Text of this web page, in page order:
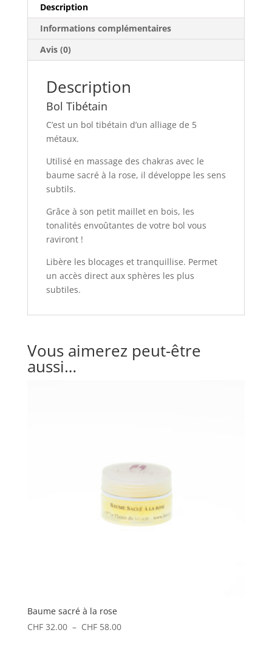
Description
Informations complémentaires
Avis (0)
Description
Bol Tibétain
C’est un bol tibétain d’un alliage de 5
métaux.
Utilisé en massage des chakras avec le
baume sacré à la rose, il développe les sens
subtils.
Grâce à son petit maillet en bois, les
tonalités envoûtantes de votre bol vous
raviront !
Libère les blocages et tranquillise. Permet
un accès direct aux sphères les plus
subtiles.
Vous aimerez peut-être
aussi…
Baume sacré à la rose
CHF32.00 – CHF58.00Plage